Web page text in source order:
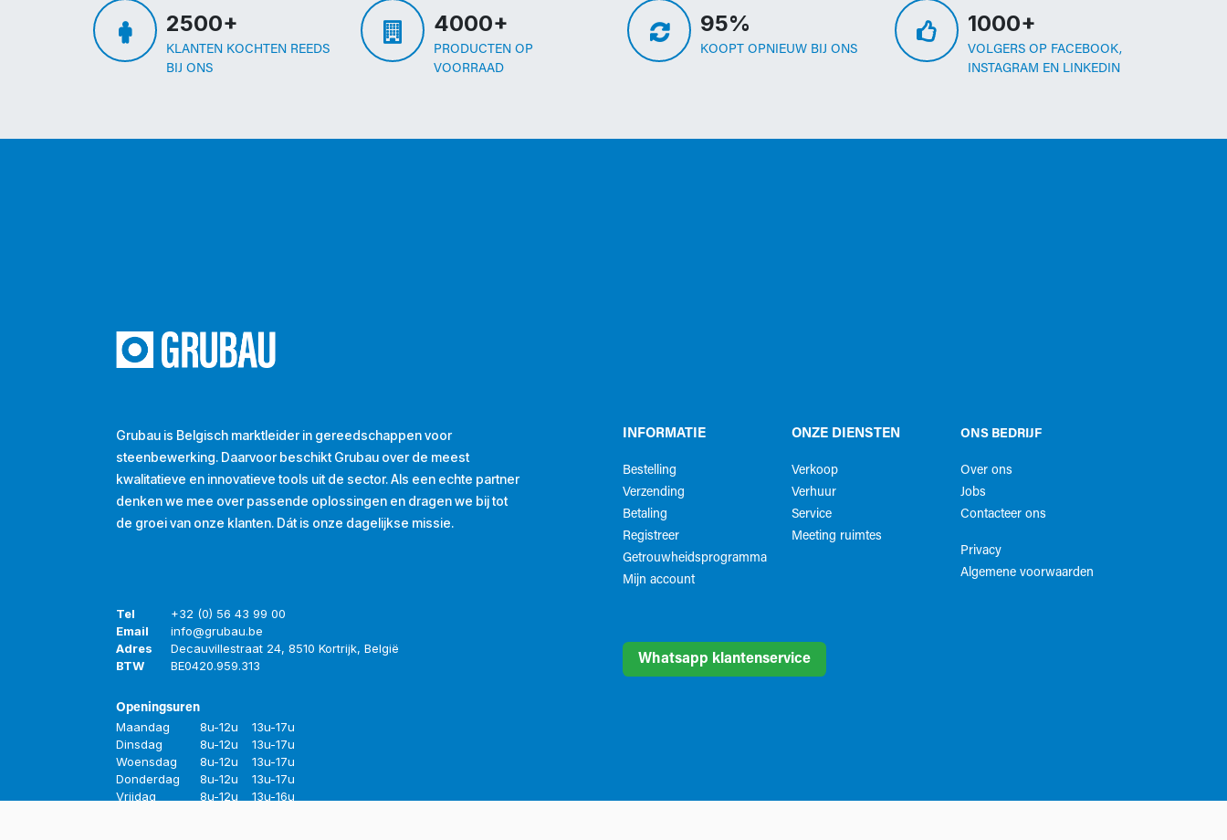
2500+
KLANTEN KOCHTEN REEDS
BIJ ONS
4000+
PRODUCTEN OP
VOORRAAD
95%
KOOPT OPNIEUW BIJ ONS
1000+
VOLGERS OP FACEBOOK,
INSTAGRAM EN LINKEDIN
INFORMATIE
Bestelling
Verzending
Betaling
Registreer
Getrouwheidsprogramma
Mijn account
ONZE DIENSTEN
Verkoop
Verhuur
Service
Meeting ruimtes
ONS BEDRIJF
Over ons
Jobs
Contacteer ons
Privacy
Algemene voorwaarden​
Whatsapp klantenservice
Grubau is Belgisch marktleider in gereedschappen voor
steenbewerking. Daarvoor beschikt Grubau over de meest
kwalitatieve en innovatieve tools uit de sector. Als een echte partner
denken we mee over passende oplossingen en dragen we bij tot
de groei van onze klanten. Dát is onze dagelijkse missie.
Tel
+32 (0) 56 43 99 00
Email
info@grubau.be
Adres
Decauvillestraat 24, 8510 Kortrijk, België
BTW
BE0420.959.313
Openingsuren
Maandag 8u-12u
13u-17u
Dinsdag
8u-12u
13u-17u
Woensdag
8u-12u
13u-17u
Donderdag
8u-12u
13u-17u
Vrijdag
8u-12u 13u-16u